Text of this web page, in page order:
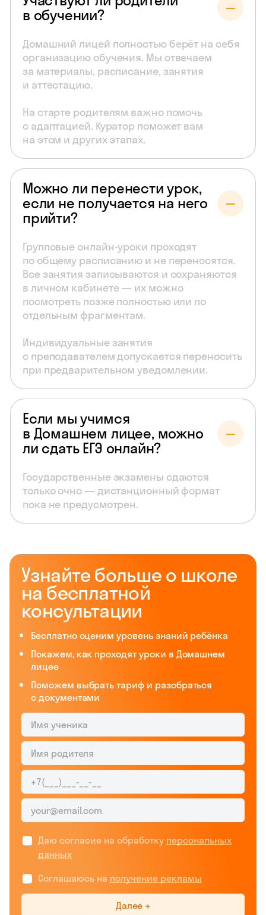
в обучении?
Домашний лицей полностью берёт на себя
организацию обучения. Мы отвечаем
за материалы, расписание, занятия
и аттестацию.
На старте родителям важно помочь
с адаптацией. Куратор поможет вам
на этом и других этапах.
Можно ли перенести урок,
если не получается на него
прийти?
Групповые онлайн-уроки проходят
по общему расписанию и не переносятся.
Все занятия записываются и сохраняются
в личном кабинете — их можно
посмотреть позже полностью или по
отдельным фрагментам.
Индивидуальные занятия
с преподавателем допускается переносить
при предварительном уведомлении.
Если мы учимся
в Домашнем лицее, можно
ли сдать ЕГЭ онлайн?
Государственные экзамены сдаются
только очно — дистанционный формат
пока не предусмотрен.
Узнайте больше о школе
на бесплатной
консультации
Бесплатно оценим уровень знаний ребёнка
Покажем, как проходят уроки в Домашнем
лицее
Поможем выбрать тариф и разобраться
с документами
Даю согласие на обработку персональных
данных
Соглашаюсь на получение рекламы
Далее →